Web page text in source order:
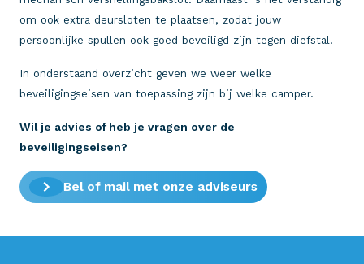
om ook extra deursloten te plaatsen, zodat jouw
persoonlijke spullen ook goed beveiligd zijn tegen diefstal.
In onderstaand overzicht geven we weer welke
beveiligingseisen van toepassing zijn bij welke camper.
Wil je advies of heb je vragen over de
beveiligingseisen?
Bel of mail met onze adviseurs